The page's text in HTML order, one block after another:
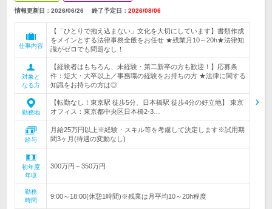
情報更新日：2026/06/26 終了予定日： 2026/08/06
仕事内容
【「ひとりで抱え込まない」文化を大切にしています】書類作成
をメインとする法律事務全般をお任せ ★残業月10～20h★法律知
識がゼロでも問題なし！
対象と
なる方
【経験者はもちろん、未経験・第二新卒の方も歓迎！】応募条
件：短大・大卒以上／事務職の経験をお持ちの方 ★法律に関する
知識をお持ちの方は◎
勤務地
【転勤なし！東京駅 徒歩5分、日本橋駅 徒歩4分の好立地】 東京
オフィス：東京都中央区日本橋2-3…
給与
月給25万円以上※経験・スキル等を考慮して決定します※試用期
間3ヶ月(待遇の変動なし)
初年度
年収
300万円～350万円
勤務
時間
9:00～18:00(休憩1時間)※残業は月平均10～20h程度